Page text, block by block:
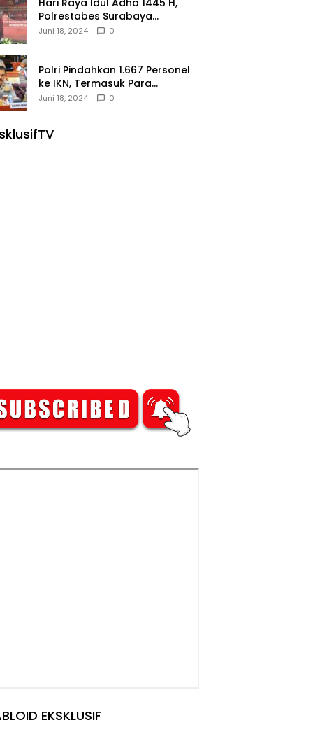
Hari Raya Idul Adha 1445 H,
Polrestabes Surabaya
Menerima dan Menyalurkan
Juni 18, 2024 0
Polri Pindahkan 1.667 Personel
ke IKN, Termasuk Para
Jenderal.
Juni 18, 2024 0
EKSKLUSIF